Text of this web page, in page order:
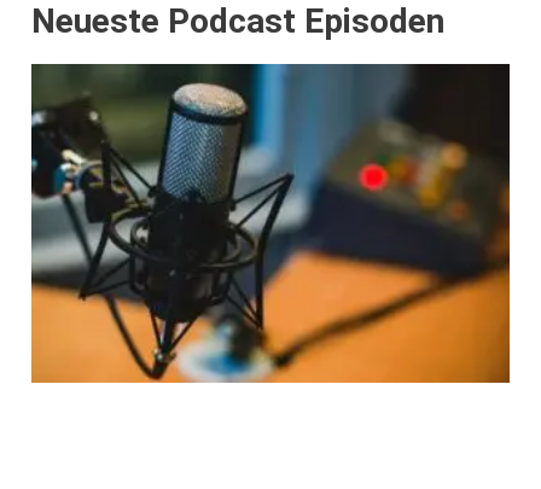
Neueste Podcast Episoden